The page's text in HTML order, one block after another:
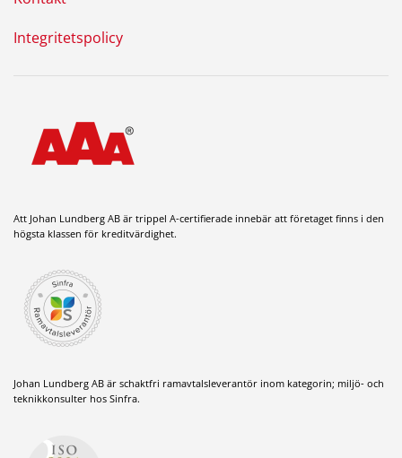
Integritetspolicy
Att Johan Lundberg AB är trippel A-certifierade innebär att företaget finns i den
högsta klassen för kreditvärdighet.
Johan Lundberg AB är schaktfri ramavtalsleverantör inom kategorin; miljö- och
teknikkonsulter hos Sinfra.